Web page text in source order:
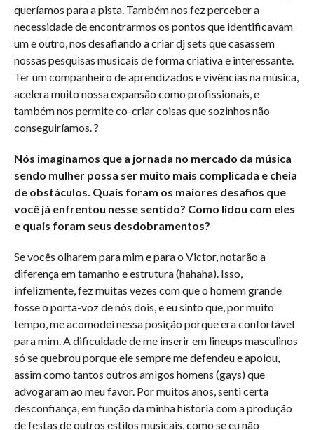
queríamos para a pista. Também nos fez perceber a
necessidade de encontrarmos os pontos que identificavam
um e outro, nos desafiando a criar dj sets que casassem
nossas pesquisas musicais de forma criativa e interessante.
Ter um companheiro de aprendizados e vivências na música,
acelera muito nossa expansão como profissionais, e
também nos permite co-criar coisas que sozinhos não
conseguiríamos. ?
Nós imaginamos que a jornada no mercado da música
sendo mulher possa ser muito mais complicada e cheia
de obstáculos. Quais foram os maiores desafios que
você já enfrentou nesse sentido? Como lidou com eles
e quais foram seus desdobramentos?
Se vocês olharem para mim e para o Victor, notarão a
diferença em tamanho e estrutura (hahaha). Isso,
infelizmente, fez muitas vezes com que o homem grande
fosse o porta-voz de nós dois, e eu sinto que, por muito
tempo, me acomodei nessa posição porque era confortável
para mim. A dificuldade de me inserir em lineups masculinos
só se quebrou porque ele sempre me defendeu e apoiou,
assim como tantos outros amigos homens (gays) que
advogaram ao meu favor. Por muitos anos, senti certa
desconfiança, em função da minha história com a produção
de festas de outros estilos musicais, como se eu não